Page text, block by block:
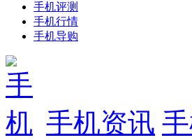
手机评测
手机行情
手机导购
手机资讯